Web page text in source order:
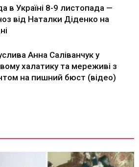
в Україні 8-9 листопада —
від Наталки Діденко на
Анна Саліванчук у
халатику та мереживі з
на пишний бюст (відео)